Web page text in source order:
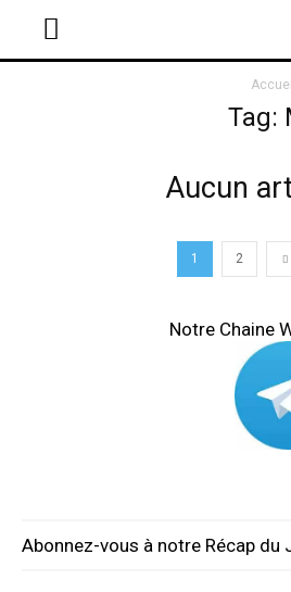
Accueil
Tag:
Aucun
1 2
Notre Chaine
Abonnez-vous à notre Récap du